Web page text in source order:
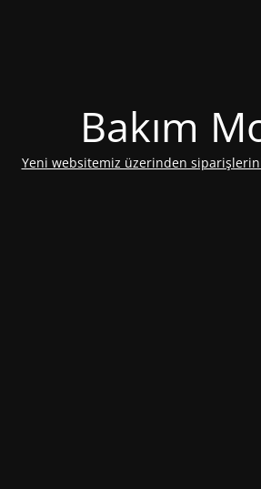
Bakım
Yeni websitemiz üzerinden